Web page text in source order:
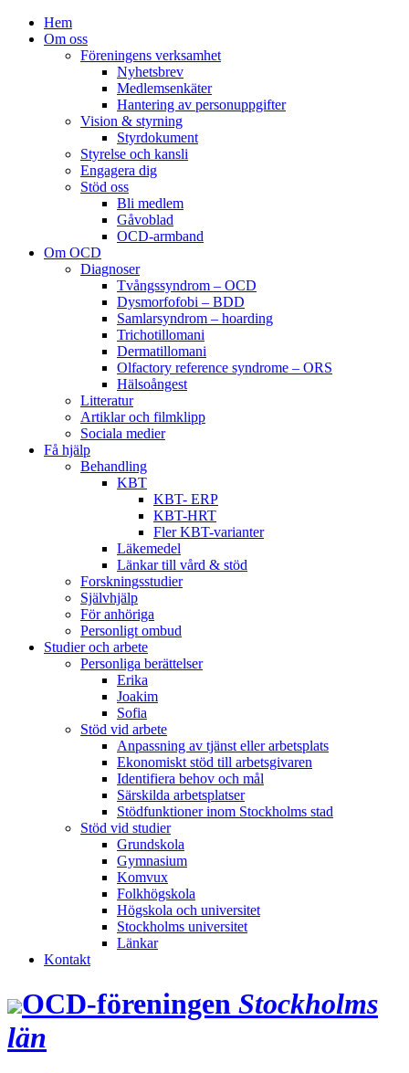
Hem
Om oss
Föreningens verksamhet
Nyhetsbrev
Medlemsenkäter
Hantering av personuppgifter
Vision & styrning
Styrdokument
Styrelse och kansli
Engagera dig
Stöd oss
Bli medlem
Gåvoblad
OCD-armband
Om OCD
Diagnoser
Tvångssyndrom – OCD
Dysmorfofobi – BDD
Samlarsyndrom – hoarding
Trichotillomani
Dermatillomani
Olfactory reference syndrome – ORS
Hälsoångest
Litteratur
Artiklar och filmklipp
Sociala medier
Få hjälp
Behandling
KBT
KBT- ERP
KBT-HRT
Fler KBT-varianter
Läkemedel
Länkar till vård & stöd
Forskningsstudier
Självhjälp
För anhöriga
Personligt ombud
Studier och arbete
Personliga berättelser
Erika
Joakim
Sofia
Stöd vid arbete
Anpassning av tjänst eller arbetsplats
Ekonomiskt stöd till arbetsgivaren
Identifiera behov och mål
Särskilda arbetsplatser
Stödfunktioner inom Stockholms stad
Stöd vid studier
Grundskola
Gymnasium
Komvux
Folkhögskola
Högskola och universitet
Stockholms universitet
Länkar
Kontakt
OCD‑föreningen Stockholms
län